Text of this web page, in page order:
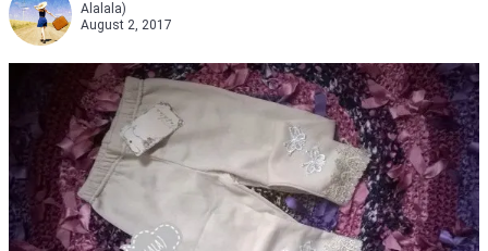
Alalala)
August 2, 2017